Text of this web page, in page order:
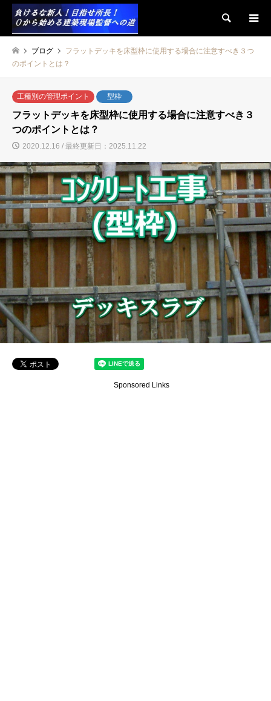
検索
ブログ
フラットデッキを床型枠に使用する場合に注意すべき３つ
のポイントとは？
工種別の管理ポイント 型枠
フラットデッキを床型枠に使用する場合に注意すべき３
つのポイントとは？
2020.12.16 / 最終更新日：2025.11.22
Sponsored Links